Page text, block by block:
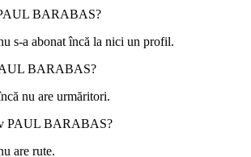
BARABAS?
s-a abonat încă la nici un profil.
BARABAS?
nu are urmăritori.
PAUL BARABAS?
are rute.